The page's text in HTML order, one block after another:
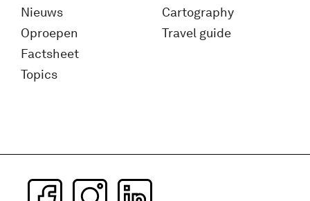
Nieuws
Oproepen
Factsheet
Topics
Cartography
Travel guide